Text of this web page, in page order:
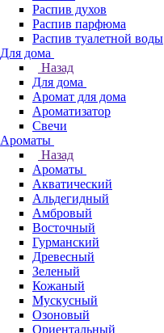
Распив духов
Распив парфюма
Распив туалетной воды
Для дома
Назад
Для дома
Аромат для дома
Ароматизатор
Свечи
Ароматы
Назад
Ароматы
Акватический
Альдегидный
Амбровый
Восточный
Гурманский
Древесный
Зеленый
Кожаный
Мускусный
Озоновый
Ориентальный